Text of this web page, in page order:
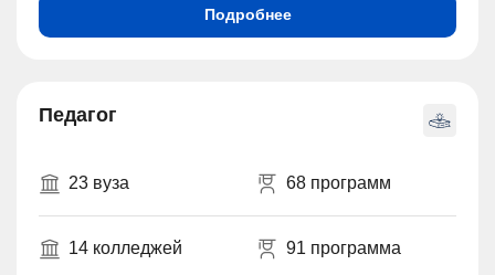
Подробнее
Педагог
23 вуза 68 программ
14 колледжей 91 программа